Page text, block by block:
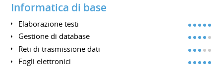
Informatica di base
Elaborazione testi
Gestione di database
Reti di trasmissione dati
Fogli elettronici